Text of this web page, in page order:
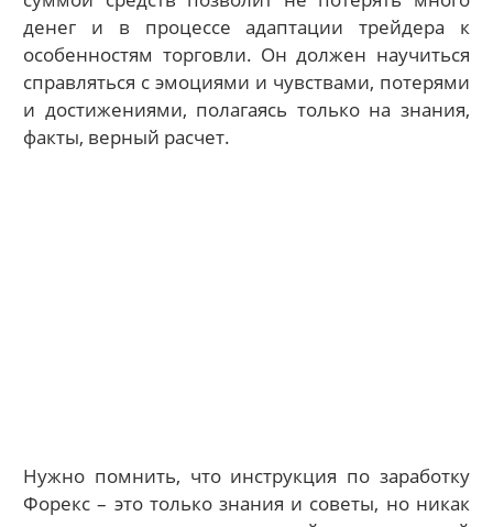
денег и в процессе адаптации трейдера к
особенностям торговли. Он должен научиться
справляться с эмоциями и чувствами, потерями
и достижениями, полагаясь только на знания,
факты, верный расчет.
Нужно помнить, что инструкция по заработку
Форекс – это только знания и советы, но никак